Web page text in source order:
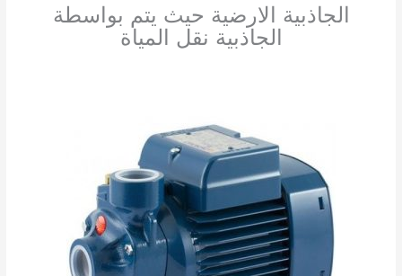
الجاذبية الارضية حيث يتم بواسطة
الجاذبية نقل المياة